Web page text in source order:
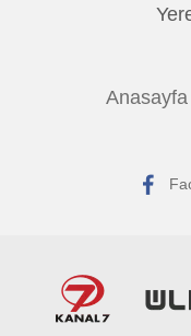
Anasayfa